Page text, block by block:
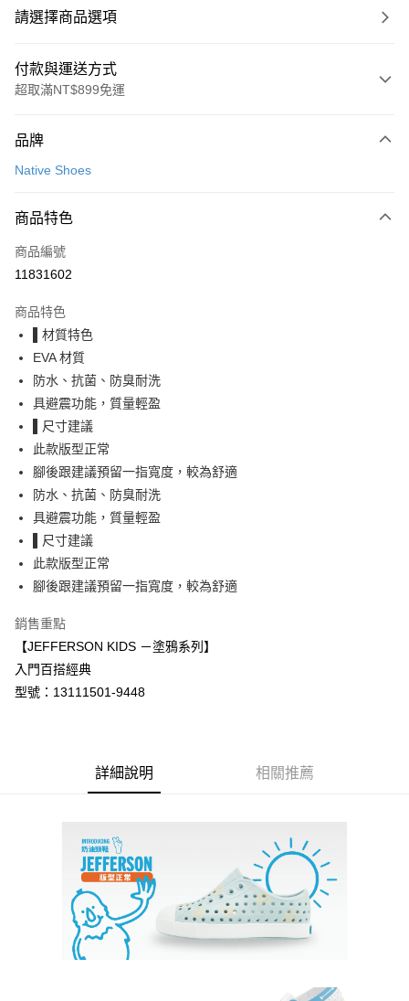
請選擇商品選項
付款與運送方式
超取滿NT$899免運
信用卡一次付款
Apple Pay
街口支付
Google Pay
全盈+PAY
大哥付你分期
相關說明
【大哥付你分期使用說明】
1.本服務由台灣大哥大提供，台灣大哥大用戶可立即使用無須另外申請。
2.付款方式選擇「大哥付你分期」，訂單成立後會自動跳轉到大哥付的交易
流程，驗證手機門號後，選擇欲分期的期數、繳款截止日，確認付款後即完
成交易。
3.實際核准額度、可分期數及費用金額請依後續交易確認頁面所載為準。
消。如遇「轉專審核」未通過狀況，表示未達大哥付你分期系統評分，恕無
法說明評估內容。
【繳款方式說明】
1.分期款項不併入電信帳單，「大哥付你分期」於每月結算日後寄送繳費提
2.透過簡訊連結打開帳單後，可選擇「超商條碼／台灣大直營門市／銀行轉
帳／街口支付／iPASS MONEY」等通路繳費。
【注意事項】
1.本服務係由「台灣大哥大股份有限公司」（以下簡稱本公司）所提供，讓
由本公司與您本人進行分期帳單所需資料之確認、核對及更正。
3.完整用戶服務條款，請詳閱以下連結：
AFTEE先享後付
相關說明
【關於「AFTEE先享後付」】
AFTEE先享後付是「在收到商品之後才付款」的支付方式。 讓您購物簡單
便利好安心！
１．簡單：不需註冊會員、不需綁卡、不需儲值。
３．安心：先確認商品／服務後，再付款。
１．於結帳方式選擇「AFTEE先享後付」後，將跳轉至「AFTEE先享後付」
２．訂單成立數日內，您將收到繳費通知簡訊。
３．收到繳費通知簡訊後14天內，點擊此簡訊中的連結，可透過四大超商／
ATM／網路銀行／等多元方式進行付款，方視為交易完成。
※ 請注意：結帳手續完成當下不需立刻繳費，但若您需要取消訂單，請聯絡
是否繳費成功／繳費後需取消欲退款等相關疑問，請聯繫「AFTEE先享後付
客戶支援中心」 https://netprotections.freshdesk.com/support/home
易，需依本服務之必要範圍內提供個人資料，並將交易相關給付款項請求債
權轉讓予恩沛科技股份有限公司。
２．關於個人資料處理事宜，請瀏覽以下網址：
https://aftee.tw/terms/#terms3
３．未成年的使用者請事先徵得法定代理人或監護人之同意方可使用
「AFTEE先享後付」，若未經同意申辦者引起之損失，本公司不負相關責
ATM付款
運送方式
付款後7-11取貨
宅配
請自備購物袋，若需購買紙袋可現場詢問
品牌
Native Shoes
商品特色
商品編號
11831602
商品特色
▌材質特色
EVA 材質
防水、抗菌、防臭耐洗
具避震功能，質量輕盈
▌尺寸建議
此款版型正常
腳後跟建議預留一指寬度，較為舒適
防水、抗菌、防臭耐洗
具避震功能，質量輕盈
▌尺寸建議
此款版型正常
腳後跟建議預留一指寬度，較為舒適
銷售重點
【JEFFERSON KIDS －塗鴉系列】
入門百搭經典
型號：13111501-9448
詳細說明 相關推薦